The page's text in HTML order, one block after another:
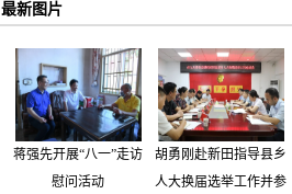
最新图片
蒋强先开展“八一”走访
慰问活动
胡勇刚赴新田指导县乡
人大换届选举工作并参